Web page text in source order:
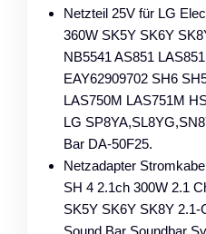
Netzteil 25V für LG
360W SK5Y SK6Y
NB5541 AS851
EAY62909702 SH6
LAS750M LAS751M
LG
Bar DA-50F25.
Netzadapter
SH 4 2.1ch 300W 2.1
SK5Y SK6Y SK8Y 2.1-
Sound Bar Soundbar